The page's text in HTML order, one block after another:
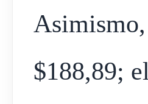
$188,89;